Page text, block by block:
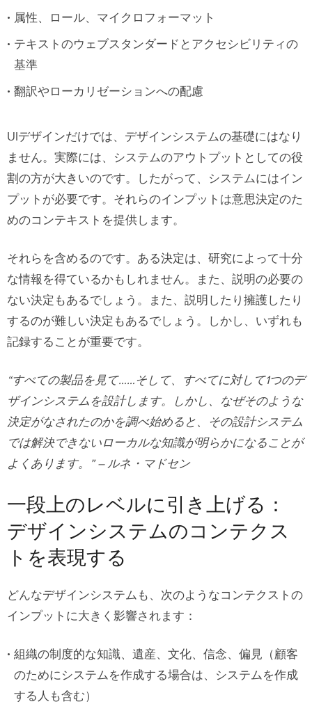
属性、ロール、マイクロフォーマット
テキストのウェブスタンダードとアクセシビリティの
基準
翻訳やローカリゼーションへの配慮
UIデザインだけでは、デザインシステムの基礎にはなり
ません。実際には、システムのアウトプットとしての役
割の方が大きいのです。したがって、システムにはイン
プットが必要です。それらのインプットは意思決定のた
めのコンテキストを提供します。
それらを含めるのです。ある決定は、研究によって十分
な情報を得ているかもしれません。また、説明の必要の
ない決定もあるでしょう。また、説明したり擁護したり
するのが難しい決定もあるでしょう。しかし、いずれも
記録することが重要です。
“すべての製品を見て……そして、すべてに対して1つのデ
ザインシステムを設計します。しかし、なぜそのような
決定がなされたのかを調べ始めると、その設計システム
では解決できないローカルな知識が明らかになることが
よくあります。” – ルネ・マドセン
一段上のレベルに引き上げる：
デザインシステムのコンテクス
トを表現する
どんなデザインシステムも、次のようなコンテクストの
インプットに大きく影響されます：
組織の制度的な知識、遺産、文化、信念、偏見（顧客
のためにシステムを作成する場合は、システムを作成
する人も含む）